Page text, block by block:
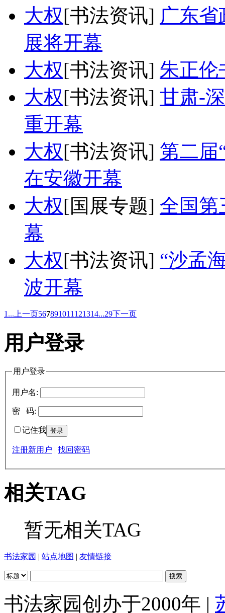
大权[书法资讯] 广东
展将开幕
大权[书法资讯] 朱正伦
大权[书法资讯] 甘肃-
重开幕
大权[书法资讯] 第二届
在安徽开幕
大权[国展专题] 全国第
幕
大权[书法资讯] “沙孟
波开幕
1... 上一页567891011 121314...29下一页
用户登录
用户登录
用户名:
密 码:
记住我
注册新用户 | 找回密码
相关TAG
暂无相关TAG
书法家园 | 站点地图 | 友情链接
书法家园创办于2000年 |